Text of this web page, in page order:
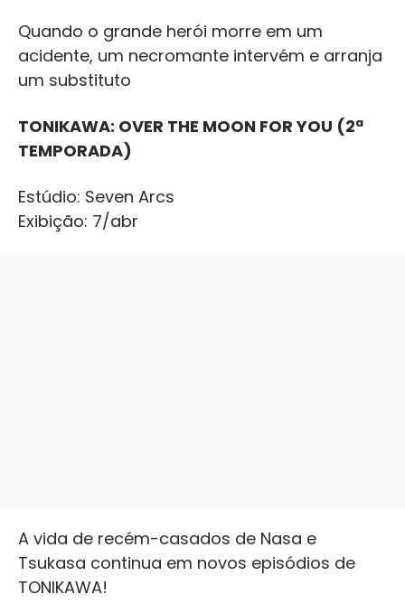
Quando o grande herói morre em um
acidente, um necromante intervém e arranja
um substituto
TONIKAWA: OVER THE MOON FOR YOU (2ª
TEMPORADA)
Estúdio: Seven Arcs
Exibição: 7/abr
A vida de recém-casados de Nasa e
Tsukasa continua em novos episódios de
TONIKAWA!